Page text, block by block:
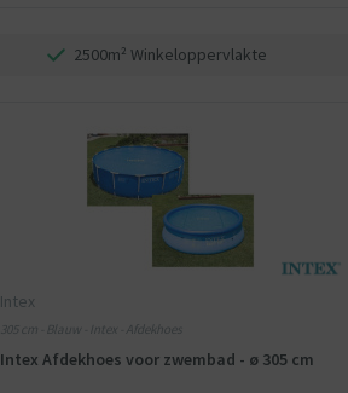
2500m² Winkeloppervlakte
Intex
305 cm - Blauw - Intex - Afdekhoes
Intex Afdekhoes voor zwembad - ø 305 cm